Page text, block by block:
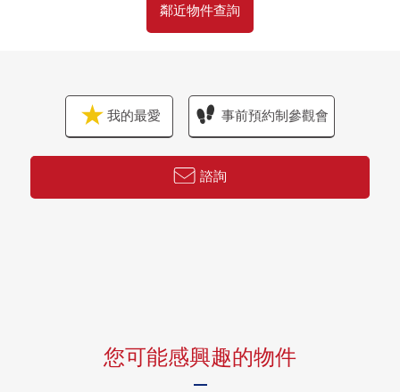
鄰近物件查詢
我的最愛 事前預約制參觀會
諮詢
您可能感興趣的物件